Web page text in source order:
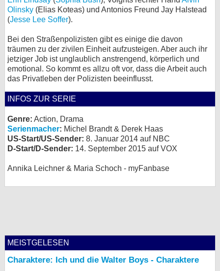
Olinsky (Elias Koteas) und Antonios Freund Jay Halstead
(Jesse Lee Soffer).
Bei den Straßenpolizisten gibt es einige die davon
träumen zu der zivilen Einheit aufzusteigen. Aber auch ihr
jetziger Job ist unglaublich anstrengend, körperlich und
emotional. So kommt es allzu oft vor, dass die Arbeit auch
das Privatleben der Polizisten beeinflusst.
INFOS ZUR SERIE
Genre: Action, Drama
Serienmacher: Michel Brandt & Derek Haas
US-Start/US-Sender: 8. Januar 2014 auf NBC
D-Start/D-Sender: 14. September 2015 auf VOX
Annika Leichner & Maria Schoch - myFanbase
MEISTGELESEN
Charaktere: Ich und die Walter Boys - Charaktere